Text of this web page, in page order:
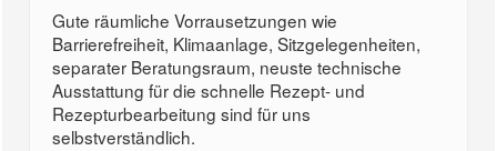
Gute räumliche Vorrausetzungen wie
Barrierefreiheit, Klimaanlage, Sitzgelegenheiten,
separater Beratungsraum, neuste technische
Ausstattung für die schnelle Rezept- und
Rezepturbearbeitung sind für uns
selbstverständlich.